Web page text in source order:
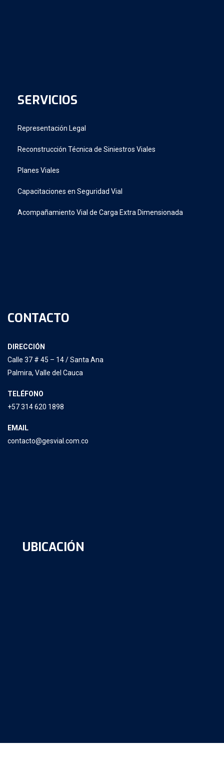
SERVICIOS
Representación Legal
Reconstrucción Técnica de Siniestros Viales
Planes Viales
Capacitaciones en Seguridad Vial
Acompañamiento Vial de Carga Extra Dimensionada
CONTACTO
DIRECCIÓN
Calle 37 # 45 – 14 / Santa Ana
Palmira, Valle del Cauca
TELÉFONO
+57 314 620 1898
EMAIL
contacto@gesvial.com.co
UBICACIÓN